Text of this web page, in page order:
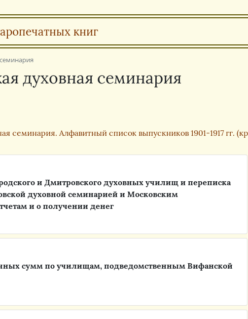
книг
духовная семинария
семинария. Алфавитный список выпускников 1901-1917 гг.
и Дмитровского духовных училищ и переписка
духовной семинарией и Московским
и о получении денег
сумм по училищам, подведомственным Вифанской